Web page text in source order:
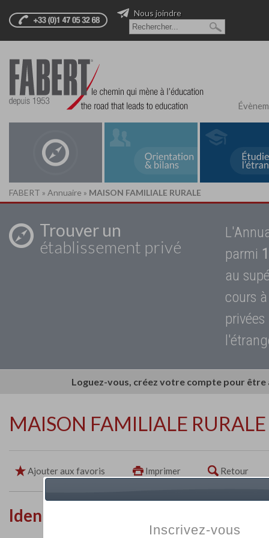
Nous joindre
FABERT » Annuaire » MAISON FAMILIALE RURALE
Trouver un
établissement privé
parmi
au
cours
Loguez-vous, créez votre compte pour
MAISON FAMILIALE RURALE
Ajouter aux favoris Imprimer Retour
Identité de l'établissement
Inscrivez-vous